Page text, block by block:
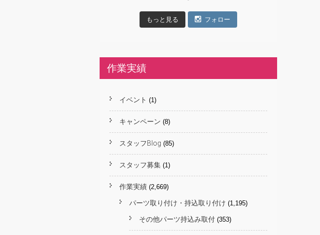
もっと見る フォロー
作業実績
イベント (1)
キャンペーン (8)
スタッフBlog (85)
スタッフ募集 (1)
作業実績 (2,669)
パーツ取り付け・持込取り付け (1,195)
その他パーツ持込み取付 (353)